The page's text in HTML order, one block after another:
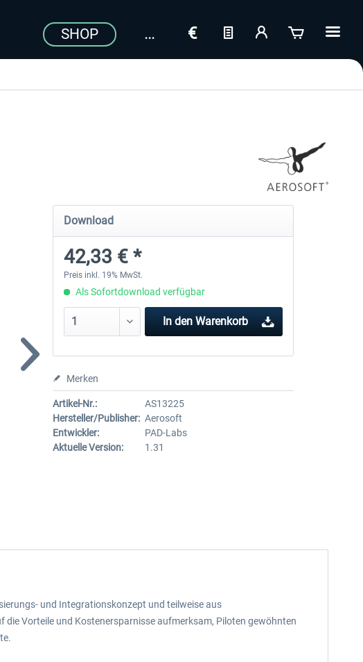
SHOP
Download
42,33 € *
Preis inkl. 19% MwSt.
Als Sofortdownload verfügbar
In den Warenkorb
Merken
Artikel-Nr.:
AS13225
Hersteller/Publisher: Aerosoft
Entwickler:
PAD-Labs
Aktuelle Version:
1.31
und Integrationskonzept und teilweise aus
Vorteile und Kostenersparnisse aufmerksam, Piloten gewöhnten